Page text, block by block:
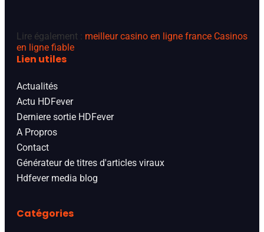
Lire également : meilleur casino en ligne france Casinos
en ligne fiable
Lien utiles
Actualités
Actu HDFever
Derniere sortie HDFever
A Propros
Contact
Générateur de titres d'articles viraux
Hdfever media blog
Catégories